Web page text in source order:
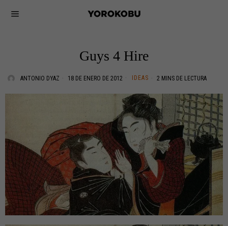
Guys 4 Hire
ANTONIO DYAZ 18 DE ENERO DE 2012 IDEAS 2 MINS DE LECTURA